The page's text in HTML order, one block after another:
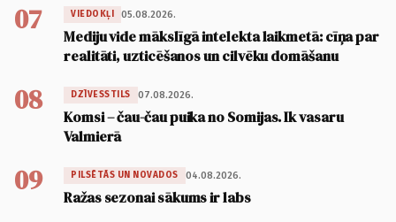
07 VIEDOKĻI 05.08.2026.
Mediju vide mākslīgā intelekta laikmetā: cīņa par
realitāti, uzticēšanos un cilvēku domāšanu
08 DZĪVESSTILS 07.08.2026.
Komsi – čau-čau puika no Somijas. Ik vasaru
Valmierā
09 PILSĒTĀS UN NOVADOS 04.08.2026.
Ražas sezonai sākums ir labs